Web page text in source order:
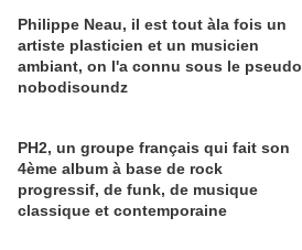
Philippe Neau, il est tout àla fois un
artiste plasticien et un musicien
ambiant, on l'a connu sous le pseudo
nobodisoundz
PH2, un groupe français qui fait son
4ème album à base de rock
progressif, de funk, de musique
classique et contemporaine